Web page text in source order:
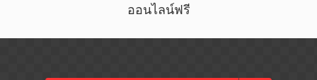
ออนไลน์ฟรี